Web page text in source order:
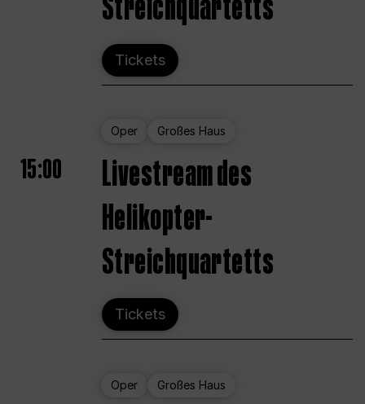
Tickets
Oper Großes Haus
15:00
Livestream des
Helikopter-
Streichquartetts
Tickets
Oper Großes Haus